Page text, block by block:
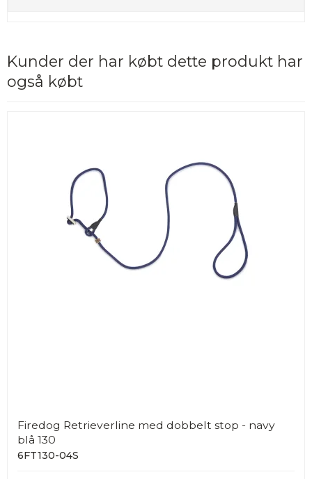
Kunder der har købt dette produkt har
også købt
Firedog Retrieverline med dobbelt stop - navy
blå 130
6FT130-04S